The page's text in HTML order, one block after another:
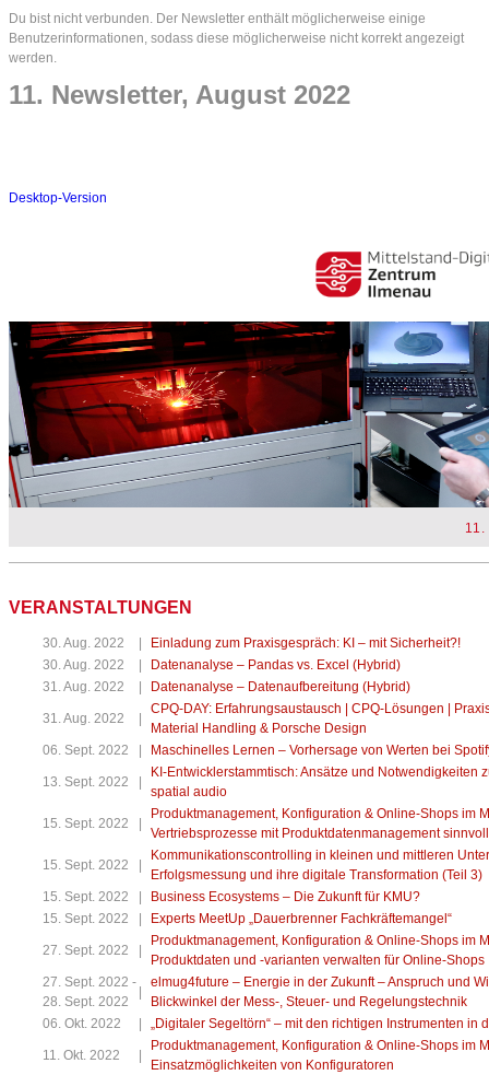
Du bist nicht verbunden. Der Newsletter enthält möglicherweise einige
Benutzerinformationen, sodass diese möglicherweise nicht korrekt angezeigt
werden.
11. Newsletter, August 2022
Desktop-Version
VERANSTALTUNGEN
30. Aug. 2022
Einladung zum Praxisgespräch: KI – mit Sicherheit?!
30. Aug. 2022
Datenanalyse – Pandas vs. Excel (Hybrid)
31. Aug. 2022
Datenanalyse – Datenaufbereitung (Hybrid)
31. Aug. 2022
CPQ-DAY: Erfahrungsaustausch | CPQ-Lösungen |
Material Handling & Porsche Design
06. Sept. 2022
Maschinelles Lernen – Vorhersage von Werten bei
13. Sept. 2022
KI-Entwicklerstammtisch: Ansätze und Notwendigkeiten
spatial audio
15. Sept. 2022
Produktmanagement, Konfiguration & Online-Shops im
Vertriebsprozesse mit Produktdatenmanagement
15. Sept. 2022
Kommunikationscontrolling in kleinen und mittleren
Erfolgsmessung und ihre digitale Transformation (Teil 3)
15. Sept. 2022
Business Ecosystems – Die Zukunft für KMU?
15. Sept. 2022
Experts MeetUp „Dauerbrenner Fachkräftemangel“
27. Sept. 2022
Produktmanagement, Konfiguration & Online-Shops im
Produktdaten und -varianten verwalten für Online-Shops
27. Sept. 2022 -
28. Sept. 2022
elmug4future – Energie in der Zukunft – Anspruch und
Blickwinkel der Mess-, Steuer- und Regelungstechnik
06. Okt. 2022
„Digitaler Segeltörn“ – mit den richtigen Instrumenten in
11. Okt. 2022
Produktmanagement, Konfiguration & Online-Shops im
Einsatzmöglichkeiten von Konfiguratoren